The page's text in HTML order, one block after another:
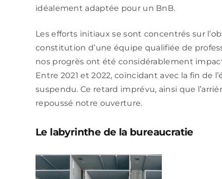
idéalement adaptée pour un BnB.
Les efforts initiaux se sont concentrés sur
constitution d’une équipe qualifiée de
nos progrès ont été considérablement
Entre 2021 et 2022, coïncidant avec la fin de
suspendu. Ce retard imprévu, ainsi que
repoussé notre ouverture.
Le labyrinthe de la bureaucratie